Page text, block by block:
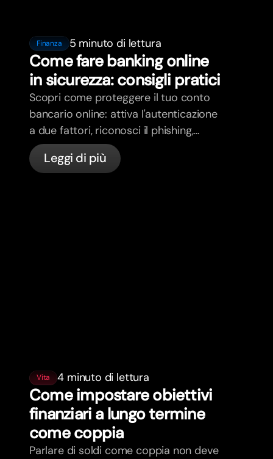
Finanza 5 minuto di lettura
Come fare banking online
in sicurezza: consigli pratici
Scopri come proteggere il tuo conto
bancario online: attiva l'autenticazione
a due fattori, riconosci il phishing,
gestisci le tue carte e scopri come
bunq protegge il tuo denaro
Leggi di più
Vita 4 minuto di lettura
Come impostare obiettivi
finanziari a lungo termine
come coppia
Parlare di soldi come coppia non deve